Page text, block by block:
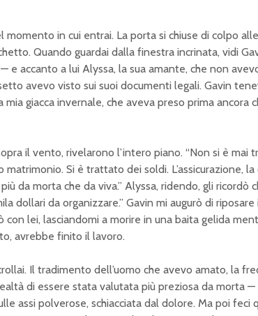
momento in cui entrai. La porta si chiuse di colpo
Quando guardai dalla finestra incrinata, vidi
e accanto a lui Alyssa, la sua amante, che non
avevo visto sui suoi documenti legali. Gavin
giacca invernale, che aveva preso prima ancora
il vento, rivelarono l’intero piano. “Non si è mai
Si è trattato dei soldi. L’assicurazione, la
da morta che da viva.” Alyssa, ridendo, gli ricordò
dollari da organizzare.” Gavin mi augurò di riposare
con lei, lasciandomi a morire in una baita gelida
avrebbe finito il lavoro.
Il tradimento dell’uomo che avevo amato, la
di essere stata valutata più preziosa da morta
assi polverose, schiacciata dal dolore. Ma poi feci